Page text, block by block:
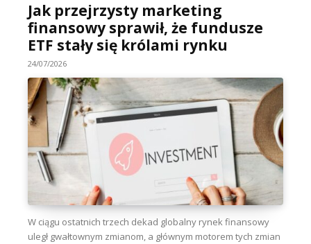
Jak przejrzysty marketing
finansowy sprawił, że fundusze
ETF stały się królami rynku
24/07/2026
W ciągu ostatnich trzech dekad globalny rynek finansowy
uległ gwałtownym zmianom, a głównym motorem tych zmian